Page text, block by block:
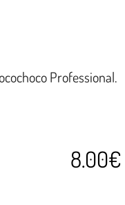
Professional.
8.00€